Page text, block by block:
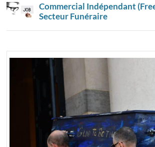
Commercial Indépendant
Secteur Funéraire